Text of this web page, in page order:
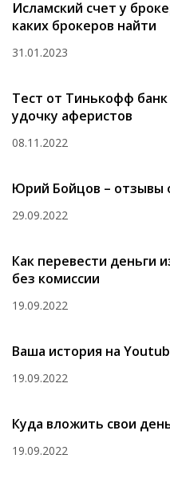
Исламский счет у
каких брокеров найти
31.01.2023
Тест от Тинькофф банк
удочку аферистов
08.11.2022
Юрий Бойцов – отзывы
29.09.2022
Как перевести деньги
без комиссии
19.09.2022
Ваша история на
19.09.2022
Куда вложить свои
19.09.2022